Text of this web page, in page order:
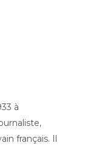
à
français. Il